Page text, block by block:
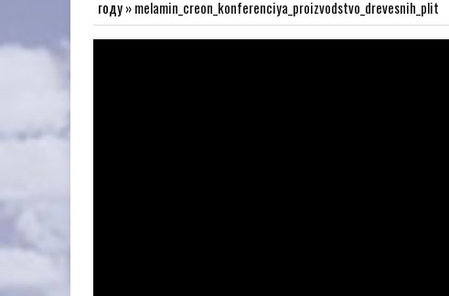
году»melamin_creon_konferenciya_proizvodstvo_drevesnih_plit